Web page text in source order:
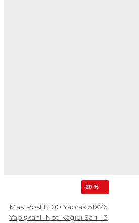
-20 %
Mas Postit 100 Yaprak 51X76
Yapışkanlı Not Kağıdı Sarı - 3